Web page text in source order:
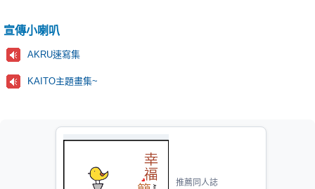
宣傳小喇叭
AKRU速寫集
KAITO主題畫集~
推薦同人誌